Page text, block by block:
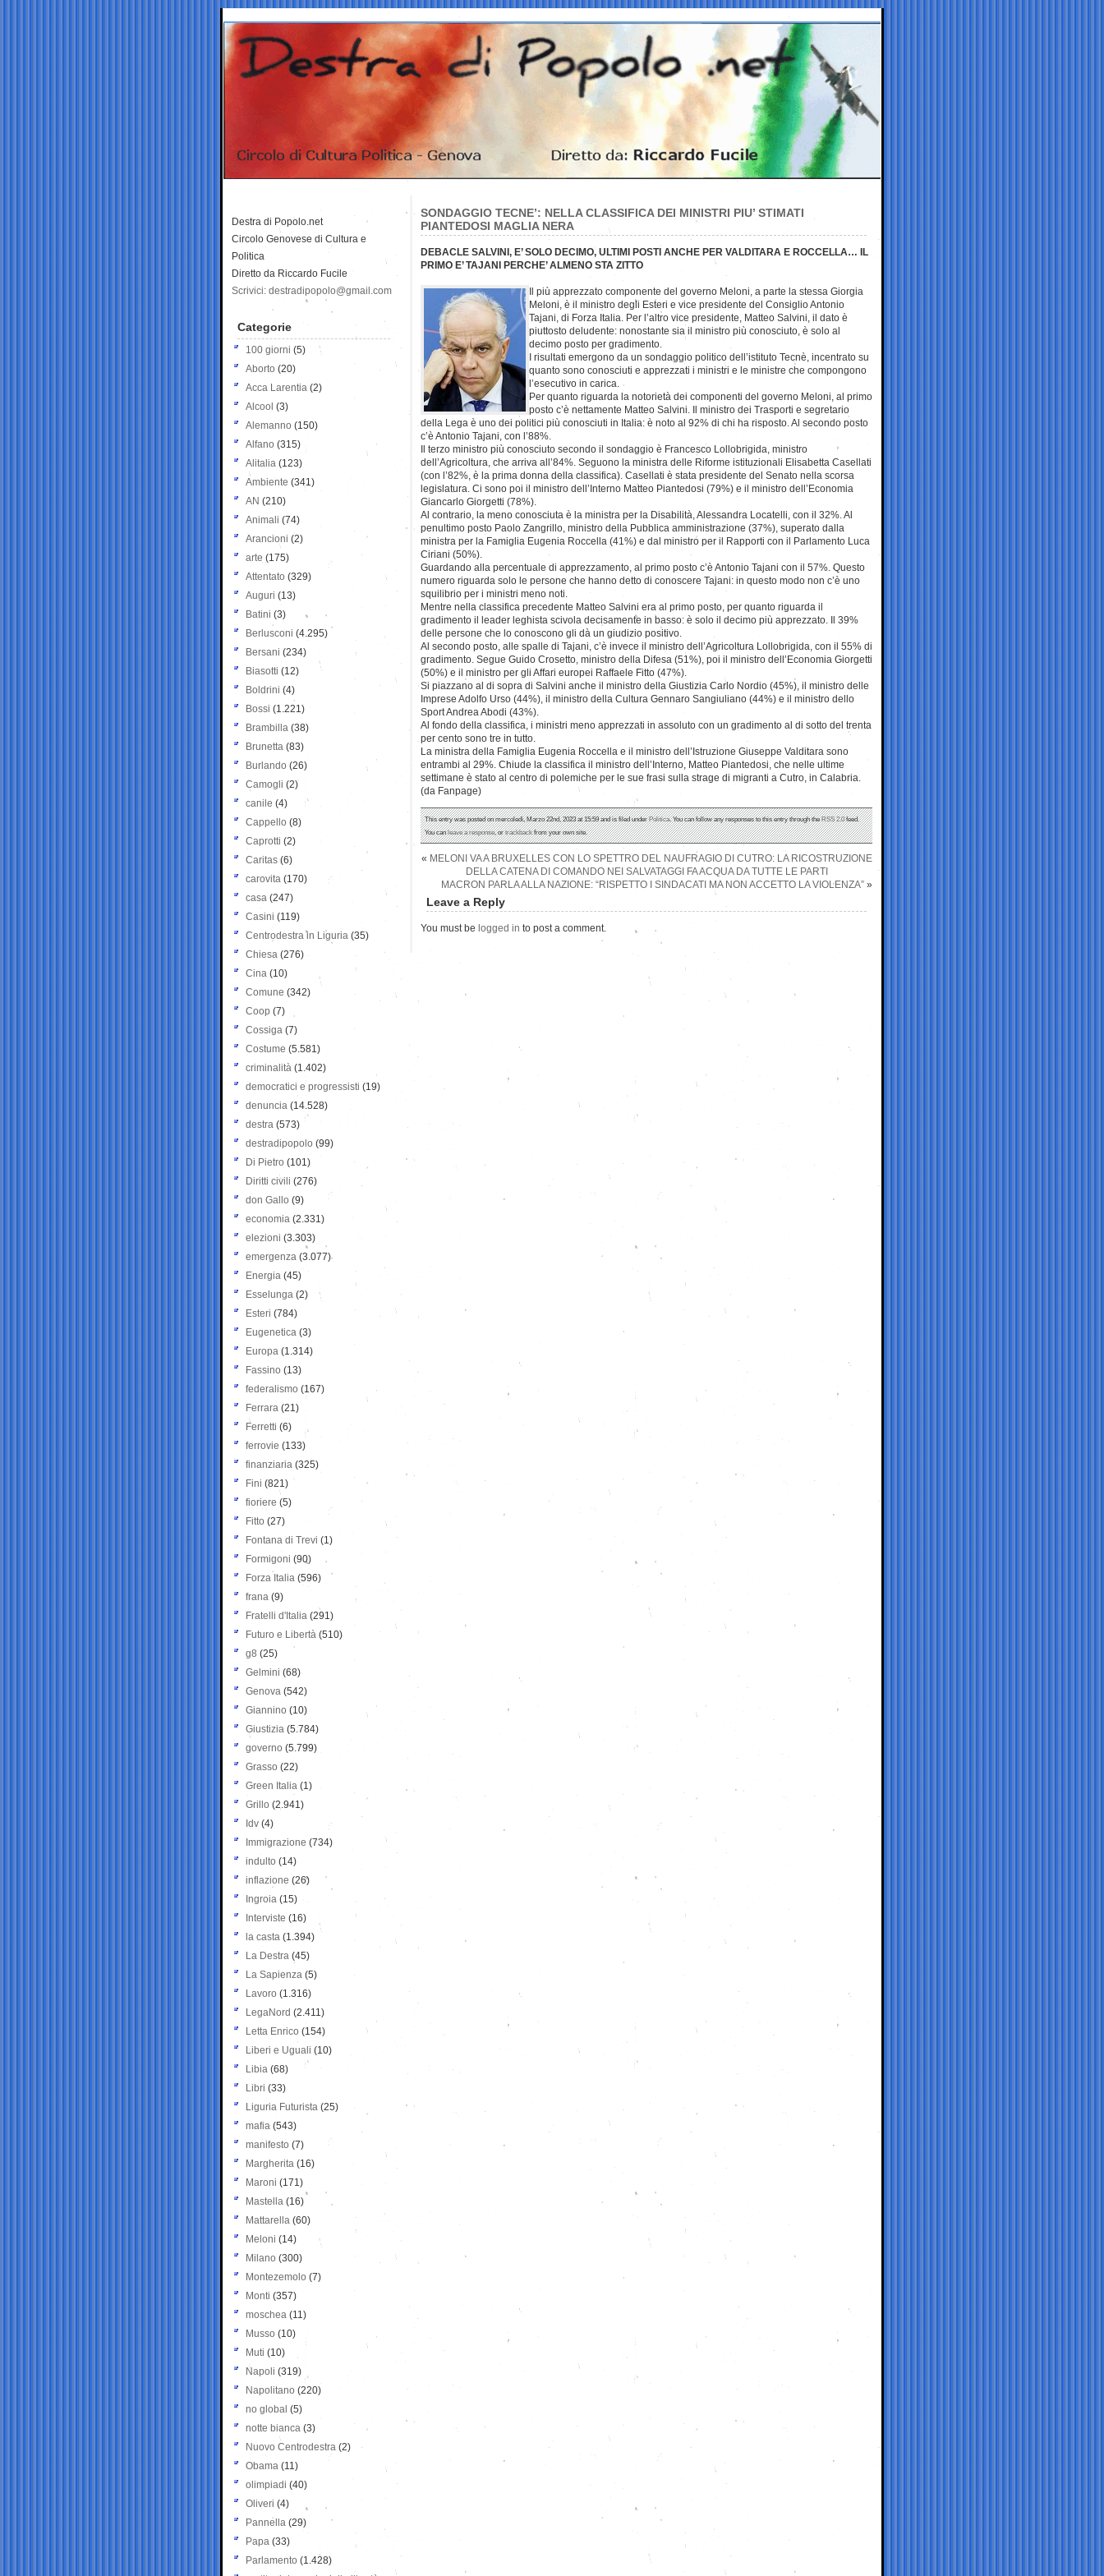
SONDAGGIO TECNE’: NELLA CLASSIFICA DEI MINISTRI PIU’ STIMATI
PIANTEDOSI MAGLIA NERA
DEBACLE SALVINI, E’ SOLO DECIMO, ULTIMI POSTI ANCHE PER VALDITARA E ROCCELLA… IL
PRIMO E’ TAJANI PERCHE’ ALMENO STA ZITTO
Il più apprezzato componente del governo Meloni, a parte la stessa Giorgia
Meloni, è il ministro degli Esteri e vice presidente del Consiglio Antonio
Tajani, di Forza Italia. Per l’altro vice presidente, Matteo Salvini, il dato è
piuttosto deludente: nonostante sia il ministro più conosciuto, è solo al
decimo posto per gradimento.
I risultati emergono da un sondaggio politico dell’istituto Tecnè, incentrato su
quanto sono conosciuti e apprezzati i ministri e le ministre che compongono
l’esecutivo in carica.
Per quanto riguarda la notorietà dei componenti del governo Meloni, al primo
posto c’è nettamente Matteo Salvini. Il ministro dei Trasporti e segretario
della Lega è uno dei politici più conosciuti in Italia: è noto al 92% di chi ha risposto. Al secondo posto
c’è Antonio Tajani, con l’88%.
Il terzo ministro più conosciuto secondo il sondaggio è Francesco Lollobrigida, ministro
dell’Agricoltura, che arriva all’84%. Seguono la ministra delle Riforme istituzionali Elisabetta Casellati
(con l’82%, è la prima donna della classifica). Casellati è stata presidente del Senato nella scorsa
legislatura. Ci sono poi il ministro dell’Interno Matteo Piantedosi (79%) e il ministro dell’Economia
Giancarlo Giorgetti (78%).
Al contrario, la meno conosciuta è la ministra per la Disabilità, Alessandra Locatelli, con il 32%. Al
penultimo posto Paolo Zangrillo, ministro della Pubblica amministrazione (37%), superato dalla
ministra per la Famiglia Eugenia Roccella (41%) e dal ministro per il Rapporti con il Parlamento Luca
Ciriani (50%).
Guardando alla percentuale di apprezzamento, al primo posto c’è Antonio Tajani con il 57%. Questo
numero riguarda solo le persone che hanno detto di conoscere Tajani: in questo modo non c’è uno
squilibrio per i ministri meno noti.
Mentre nella classifica precedente Matteo Salvini era al primo posto, per quanto riguarda il
gradimento il leader leghista scivola decisamente in basso: è solo il decimo più apprezzato. Il 39%
delle persone che lo conoscono gli dà un giudizio positivo.
Al secondo posto, alle spalle di Tajani, c’è invece il ministro dell’Agricoltura Lollobrigida, con il 55% di
gradimento. Segue Guido Crosetto, ministro della Difesa (51%), poi il ministro dell’Economia Giorgetti
(50%) e il ministro per gli Affari europei Raffaele Fitto (47%).
Si piazzano al di sopra di Salvini anche il ministro della Giustizia Carlo Nordio (45%), il ministro delle
Imprese Adolfo Urso (44%), il ministro della Cultura Gennaro Sangiuliano (44%) e il ministro dello
Sport Andrea Abodi (43%).
Al fondo della classifica, i ministri meno apprezzati in assoluto con un gradimento al di sotto del trenta
per cento sono tre in tutto.
La ministra della Famiglia Eugenia Roccella e il ministro dell’Istruzione Giuseppe Valditara sono
entrambi al 29%. Chiude la classifica il ministro dell’Interno, Matteo Piantedosi, che nelle ultime
settimane è stato al centro di polemiche per le sue frasi sulla strage di migranti a Cutro, in Calabria.
(da Fanpage)
This entry was posted on mercoledì, Marzo 22nd, 2023 at 15:59 and is filed underPolitica. You can follow any responses to this entry through theRSS 2.0feed.
You canleave a response, ortrackbackfrom your own site.
« MELONI VA A BRUXELLES CON LO SPETTRO DEL NAUFRAGIO DI CUTRO: LA RICOSTRUZIONE
DELLA CATENA DI COMANDO NEI SALVATAGGI FA ACQUA DA TUTTE LE PARTI
MACRON PARLA ALLA NAZIONE: “RISPETTO I SINDACATI MA NON ACCETTO LA VIOLENZA” »
Leave a Reply
You must be logged in to post a comment.
Destra di Popolo.net
Circolo Genovese di Cultura e
Politica
Diretto da Riccardo Fucile
Scrivici: destradipopolo@gmail.com
Categorie
100 giorni (5)
Aborto (20)
Acca Larentia (2)
Alcool (3)
Alemanno (150)
Alfano (315)
Alitalia (123)
Ambiente (341)
AN (210)
Animali (74)
Arancioni (2)
arte (175)
Attentato (329)
Auguri (13)
Batini (3)
Berlusconi (4.295)
Bersani (234)
Biasotti (12)
Boldrini (4)
Bossi (1.221)
Brambilla (38)
Brunetta (83)
Burlando (26)
Camogli (2)
canile (4)
Cappello (8)
Caprotti (2)
Caritas (6)
carovita (170)
casa (247)
Casini (119)
Centrodestra in Liguria (35)
Chiesa (276)
Cina (10)
Comune (342)
Coop (7)
Cossiga (7)
Costume (5.581)
criminalità (1.402)
democratici e progressisti (19)
denuncia (14.528)
destra (573)
destradipopolo (99)
Di Pietro (101)
Diritti civili (276)
don Gallo (9)
economia (2.331)
elezioni (3.303)
emergenza (3.077)
Energia (45)
Esselunga (2)
Esteri (784)
Eugenetica (3)
Europa (1.314)
Fassino (13)
federalismo (167)
Ferrara (21)
Ferretti (6)
ferrovie (133)
finanziaria (325)
Fini (821)
fioriere (5)
Fitto (27)
Fontana di Trevi (1)
Formigoni (90)
Forza Italia (596)
frana (9)
Fratelli d'Italia (291)
Futuro e Libertà (510)
g8 (25)
Gelmini (68)
Genova (542)
Giannino (10)
Giustizia (5.784)
governo (5.799)
Grasso (22)
Green Italia (1)
Grillo (2.941)
Idv (4)
Immigrazione (734)
indulto (14)
inflazione (26)
Ingroia (15)
Interviste (16)
la casta (1.394)
La Destra (45)
La Sapienza (5)
Lavoro (1.316)
LegaNord (2.411)
Letta Enrico (154)
Liberi e Uguali (10)
Libia (68)
Libri (33)
Liguria Futurista (25)
mafia (543)
manifesto (7)
Margherita (16)
Maroni (171)
Mastella (16)
Mattarella (60)
Meloni (14)
Milano (300)
Montezemolo (7)
Monti (357)
moschea (11)
Musso (10)
Muti (10)
Napoli (319)
Napolitano (220)
no global (5)
notte bianca (3)
Nuovo Centrodestra (2)
Obama (11)
olimpiadi (40)
Oliveri (4)
Pannella (29)
Papa (33)
Parlamento (1.428)